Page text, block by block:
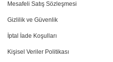
Mesafeli Satış Sözleşmesi
Gizlilik ve Güvenlik
İptal İade Koşulları
Kişisel Veriler Politikası